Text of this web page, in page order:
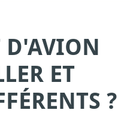
D'AVION
ET
?